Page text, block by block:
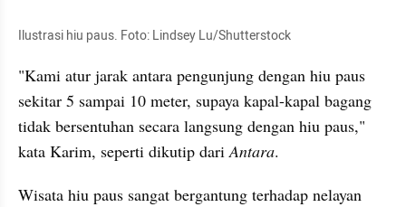
Ilustrasi hiu paus. Foto: Lindsey Lu/Shutterstock
"Kami atur jarak antara pengunjung dengan hiu paus
sekitar 5 sampai 10 meter, supaya kapal-kapal bagang
tidak bersentuhan secara langsung dengan hiu paus,"
kata Karim, seperti dikutip dari Antara.
Wisata hiu paus sangat bergantung terhadap nelayan